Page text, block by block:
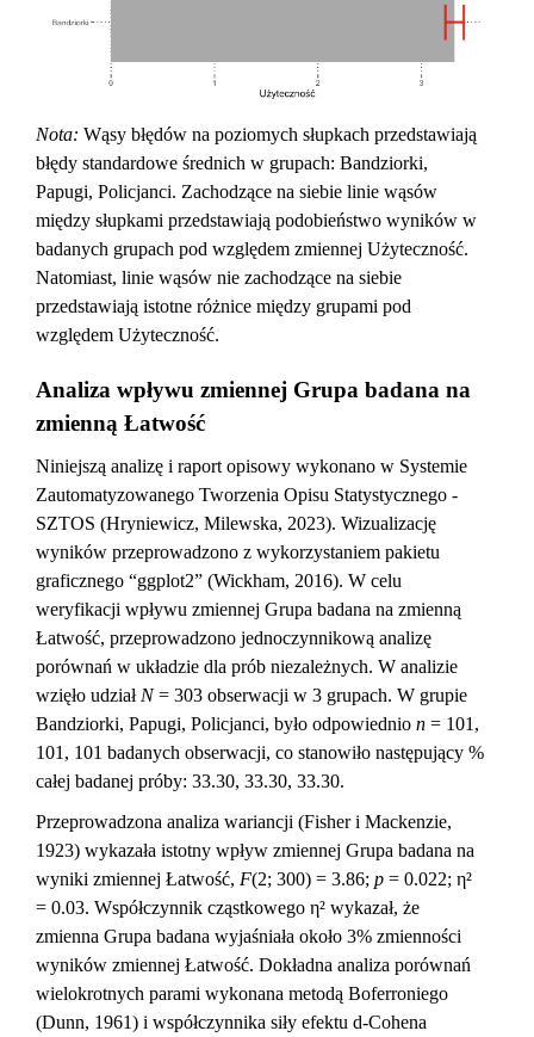
Nota: Wąsy błędów na poziomych słupkach przedstawiają
błędy standardowe średnich w grupach: Bandziorki,
Papugi, Policjanci. Zachodzące na siebie linie wąsów
między słupkami przedstawiają podobieństwo wyników w
badanych grupach pod względem zmiennej Użyteczność.
Natomiast, linie wąsów nie zachodzące na siebie
przedstawiają istotne różnice między grupami pod
względem Użyteczność.
Analiza wpływu zmiennej Grupa badana na
zmienną Łatwość
Niniejszą analizę i raport opisowy wykonano w Systemie
Zautomatyzowanego Tworzenia Opisu Statystycznego -
SZTOS (Hryniewicz, Milewska, 2023). Wizualizację
wyników przeprowadzono z wykorzystaniem pakietu
graficznego “ggplot2” (Wickham, 2016). W celu
weryfikacji wpływu zmiennej Grupa badana na zmienną
Łatwość, przeprowadzono jednoczynnikową analizę
porównań w układzie dla prób niezależnych. W analizie
wzięło udział N= 303 obserwacji w 3 grupach. W grupie
Bandziorki, Papugi, Policjanci, było odpowiednio n = 101,
101, 101 badanych obserwacji, co stanowiło następujący %
całej badanej próby: 33.30, 33.30, 33.30.
Przeprowadzona analiza wariancji (Fisher i Mackenzie,
1923) wykazała istotny wpływ zmiennej Grupa badana na
wyniki zmiennej Łatwość, F(2; 300) = 3.86; p = 0.022; η²
= 0.03. Współczynnik cząstkowego η² wykazał, że
zmienna Grupa badana wyjaśniała około 3% zmienności
wyników zmiennej Łatwość. Dokładna analiza porównań
wielokrotnych parami wykonana metodą Boferroniego
(Dunn, 1961) i współczynnika siły efektu d-Cohena